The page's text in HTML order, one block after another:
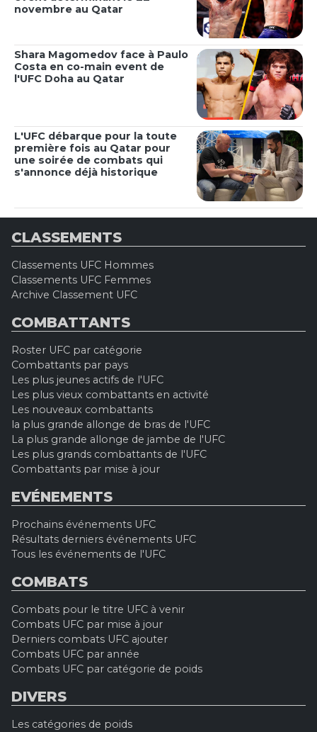
novembre au Qatar
Shara Magomedov face à Paulo
Costa en co-main event de
l'UFC Doha au Qatar
L'UFC débarque pour la toute
première fois au Qatar pour
une soirée de combats qui
s'annonce déjà historique
CLASSEMENTS
Classements UFC Hommes
Classements UFC Femmes
Archive Classement UFC
COMBATTANTS
Roster UFC par catégorie
Combattants par pays
Les plus jeunes actifs de l'UFC
Les plus vieux combattants en activité
Les nouveaux combattants
la plus grande allonge de bras de l'UFC
La plus grande allonge de jambe de l'UFC
Les plus grands combattants de l'UFC
Combattants par mise à jour
EVÉNEMENTS
Prochains événements UFC
Résultats derniers événements UFC
Tous les événements de l'UFC
COMBATS
Combats pour le titre UFC à venir
Combats UFC par mise à jour
Derniers combats UFC ajouter
Combats UFC par année
Combats UFC par catégorie de poids
DIVERS
Les catégories de poids